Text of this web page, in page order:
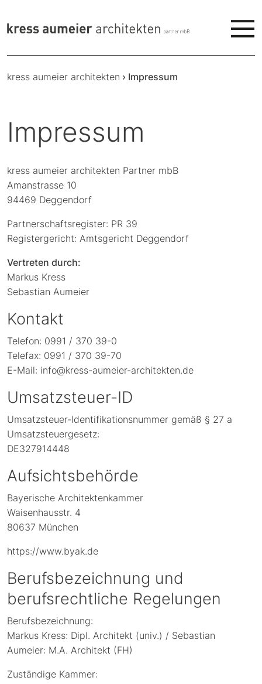
kress aumeier architekten › Impressum
Impressum
kress aumeier architekten Partner mbB
Amanstrasse 10
94469 Deggendorf
Partnerschaftsregister: PR 39
Registergericht: Amtsgericht Deggendorf
Vertreten durch:
Markus Kress
Sebastian Aumeier
Kontakt
Telefon: 0991 / 370 39-0
Telefax: 0991 / 370 39-70
E-Mail: info@kress-aumeier-architekten.de
Umsatzsteuer-ID
Umsatzsteuer-Identifikationsnummer gemäß § 27 a
Umsatzsteuergesetz:
DE327914448
Aufsichtsbehörde
Bayerische Architektenkammer
Waisenhausstr. 4
80637 München
https://www.byak.de
Berufsbezeichnung und
berufsrechtliche Regelungen
Berufsbezeichnung:
Markus Kress: Dipl. Architekt (univ.) / Sebastian
Aumeier: M.A. Architekt (FH)
Zuständige Kammer: